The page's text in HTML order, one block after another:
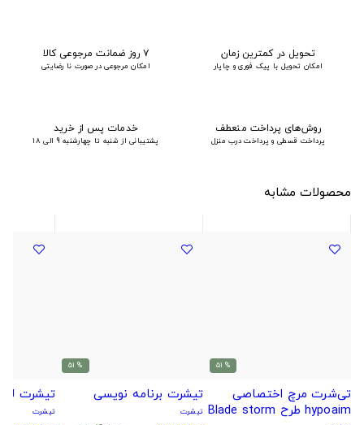
تحویل در کمترین زمان
امکان تحویل با پیک فوری و چاپار
۷ روز ضمانت مرجوعی کالا
امکان مرجوعی در صورت نا رضایتی
روش‌های پرداخت منعطف
پرداخت قسطی و پرداخت درب منزل
خدمات پس از خرید
پشتیبانی از شنبه تا چهارشنبه 9 الی 18
محصولات مشابه
% 51
تی‌شرت مرچ اختصاصی
hypoaim طرح Blade storm
% 51
تیشرت برنامه نویسی
تیشرت
تیشرت
تیشرت